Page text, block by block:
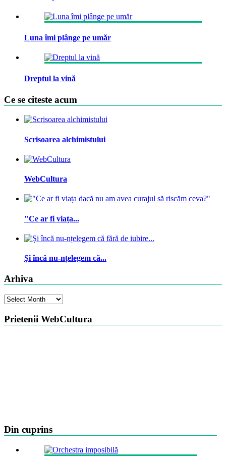
Luna îmi plânge pe umăr
Dreptul la vină
Ce se citeste acum
Scrisoarea alchimistului
WebCultura
"Ce ar fi viața...
Și încă nu-nțelegem că...
Arhiva
Arhiva
Prietenii WebCultura
Din cuprins